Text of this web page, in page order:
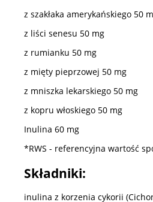
z szakłaka amerykańskiego 50
z liści senesu 50 mg
z rumianku 50 mg
z mięty pieprzowej 50 mg
z mniszka lekarskiego 50 mg
z kopru włoskiego 50 mg
Inulina 60 mg
*RWS - referencyjna wartość
Składniki:
inulina z korzenia cykorii